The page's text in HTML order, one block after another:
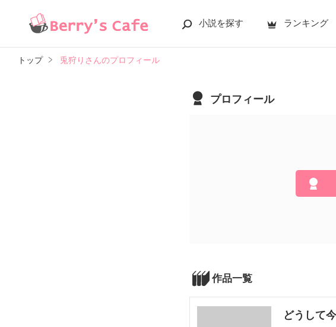
小説を探す ランキング
トップ 兎狩りさんのプロフィール
プロフィール
作品一覧
どうして